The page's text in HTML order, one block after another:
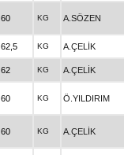
60 KG A.SÖZEN
62,5 KG A.ÇELİK
62 KG A.ÇELİK
60 KG Ö.YILDIRIM
60 KG A.ÇELİK